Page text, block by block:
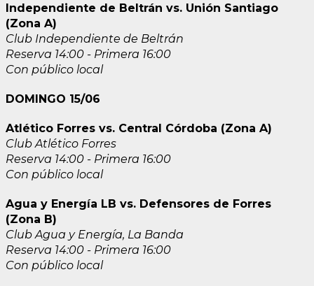
Independiente de Beltrán vs. Unión Santiago
(Zona A)
Club Independiente de Beltrán
Reserva 14:00 - Primera 16:00
Con público local
DOMINGO 15/06
Atlético Forres vs. Central Córdoba (Zona A)
Club Atlético Forres
Reserva 14:00 - Primera 16:00
Con público local
Agua y Energía LB vs. Defensores de Forres
(Zona B)
Club Agua y Energía, La Banda
Reserva 14:00 - Primera 16:00
Con público local